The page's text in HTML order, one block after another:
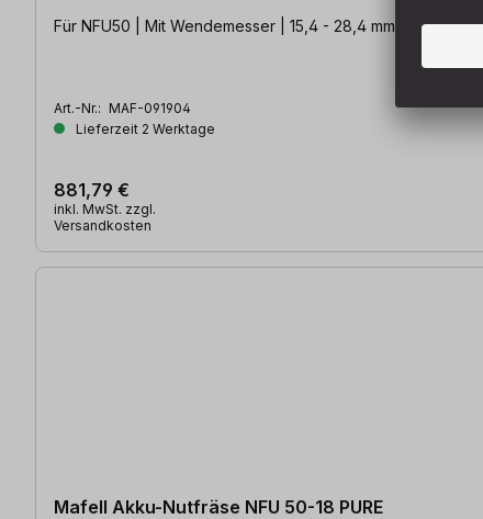
Für NFU50 | Mit Wendemesser | 15,4 - 28,4 mm
Art.-Nr.: MAF-091904
Lieferzeit 2 Werktage
881,79 €
inkl. MwSt. zzgl.
Versandkosten
Mafell Akku-Nutfräse NFU 50-18 PURE